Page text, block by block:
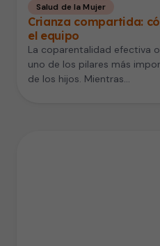
Salud de la Mujer
Crianza compartida:
el equipo
La coparentalidad efectiva
uno de los pilares más
de los hijos. Mientras…